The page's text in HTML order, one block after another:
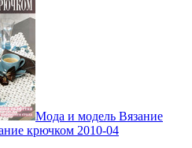
Мода и модель Вязание
крючком 2010-04